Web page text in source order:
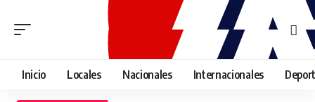
Inicio Locales Nacionales Internacionales